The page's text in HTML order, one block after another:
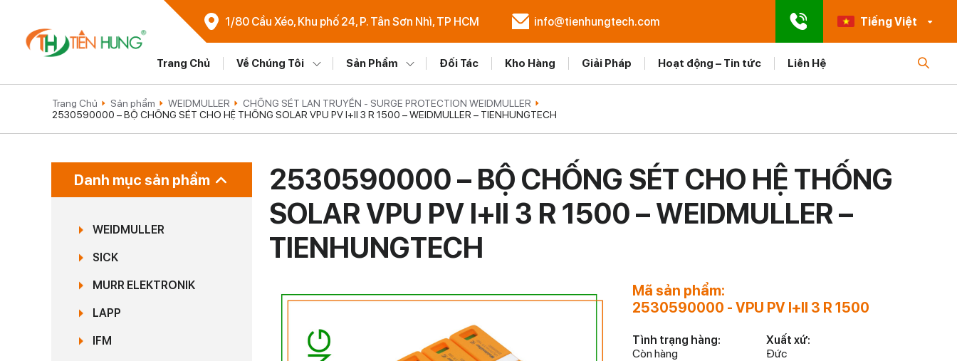
1/80 Cầu Xéo, Khu phố 24, P. Tân Sơn Nhì, TP HCM info@tienhungtech.com Tiếng Việt
Trang Chủ Về Chúng Tôi Sản Phẩm Đối Tác Kho Hàng Giải Pháp Hoạt động – Tin tức Liên Hệ
Trang Chủ Sản phẩm WEIDMULLER
CHỐNG SÉT LAN TRUYỀN - SURGE PROTECTION WEIDMULLER
2530590000 – BỘ CHỐNG SÉT CHO HỆ THỐNG SOLAR VPU PV I+II 3 R 1500 – WEIDMULLER – TIENHUNGTECH
Danh mục sản phẩm
WEIDMULLER
SICK
MURR ELEKTRONIK
LAPP
IFM
2530590000 – BỘ CHỐNG SÉT CHO HỆ THỐNG
SOLAR VPU PV I+II 3 R 1500 – WEIDMULLER –
TIENHUNGTECH
Mã sản phẩm:
2530590000 - VPU PV I+II 3 R 1500
Tình trạng hàng:
Còn hàng
Xuất xứ:
Đức